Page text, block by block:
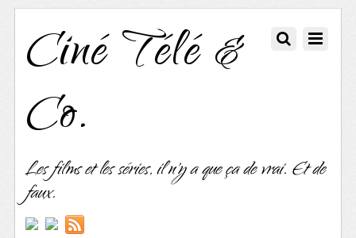
Ciné Télé &
Co.
Les films et les séries, il n'y a que ça de vrai. Et de
faux.